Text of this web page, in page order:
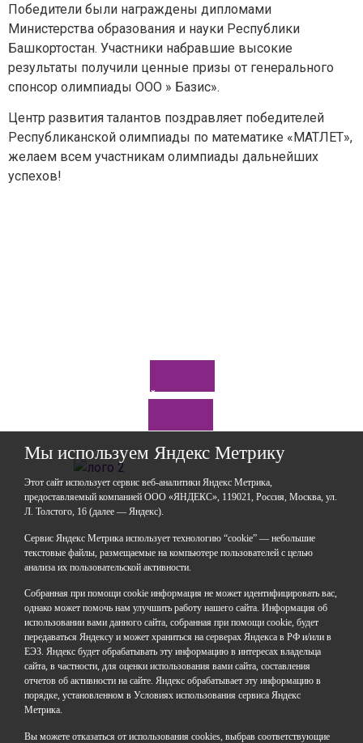
Победители были награждены дипломами
Министерства образования и науки Республики
Башкортостан. Участники набравшие высокие
результаты получили ценные призы от генерального
спонсор олимпиады ООО » Базис».
Центр развития талантов поздравляет победителей
Республиканской олимпиады по математике «МАТЛЕТ»,
желаем всем участникам олимпиады дальнейших
успехов!
Задайте нам вопрос
Мы используем Яндекс Метрику
Этот сайт использует сервис веб-аналитики Яндекс Метрика,
предоставляемый компанией ООО «ЯНДЕКС», 119021, Россия, Москва, ул.
Л. Толстого, 16 (далее — Яндекс).
Сервис Яндекс Метрика использует технологию “cookie” — небольшие
текстовые файлы, размещаемые на компьютере пользователей с целью
анализа их пользовательской активности.
Собранная при помощи cookie информация не может идентифицировать вас,
однако может помочь нам улучшить работу нашего сайта. Информация об
использовании вами данного сайта, собранная при помощи cookie, будет
передаваться Яндексу и может храниться на серверах Яндекса в РФ и/или в
ЕЭЗ. Яндекс будет обрабатывать эту информацию в интересах владельца
сайта, в частности, для оценки использования вами сайта, составления
отчетов об активности на сайте. Яндекс обрабатывает эту информацию в
порядке, установленном в Условиях использования сервиса Яндекс
Метрика.
Вы можете отказаться от использования cookies, выбрав соответствующие
ГАОУДО «Центр развития талантов «Аврора»
ИНН: 0277946670
ОГРН: 119028008662
Юридический адрес: 450112, Российская Федерация,
город Уфа, улица Мира, дом 14
Фактический адрес: 450112, Российская Федерация,
Республика Башкортостан,
город Уфа, улица Мира, дом 14
+7 (347) 286-77-58 - отдел профильных смен
+7(347) 246-64-95 - отдел олимпиадного движения
+7 (347) 286-77-61 - отдел ДО